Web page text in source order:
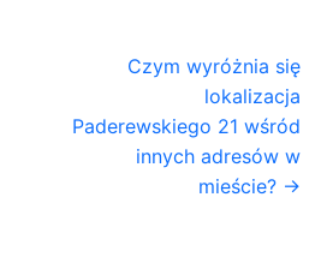
Czym wyróżnia się
lokalizacja
Paderewskiego 21 wśród
innych adresów w
mieście? →